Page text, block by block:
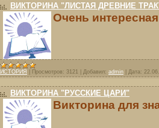
ВИКТОРИНА "ЛИСТАЯ ДРЕВНИЕ
Очень
ИСТОРИЯ Просмотров: 3121 Добавил: admin Дата:
ВИКТОРИНА "РУССКИЕ ЦАРИ"
Викторина для